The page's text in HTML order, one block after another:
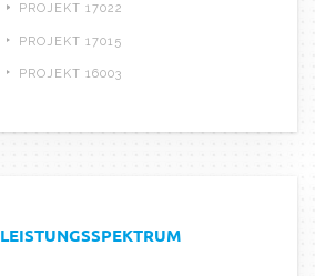
PROJEKT 17022
PROJEKT 17015
PROJEKT 16003
LEISTUNGSSPEKTRUM